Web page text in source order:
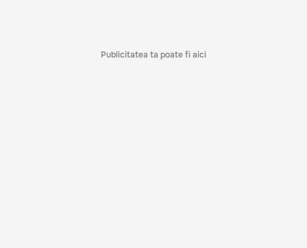
Publicitatea ta poate fi aici